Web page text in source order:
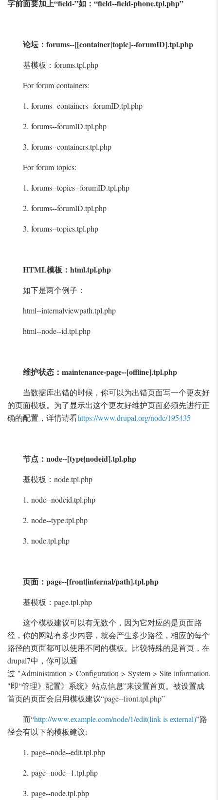
字前面要加上“field-”如：“field--field-phone.tpl.php”
论坛：forums--[[container|topic]--forumID].tpl.php
基模板：forums.tpl.php
For forum containers:
1. forums--containers--forumID.tpl.php
2. forums--forumID.tpl.php
3. forums--containers.tpl.php
For forum topics:
1. forums--topics--forumID.tpl.php
2. forums--forumID.tpl.php
3. forums--topics.tpl.php
HTML模板：html.tpl.php
如下是两个例子：
html--internalviewpath.tpl.php
html--node--id.tpl.php
维护状态：maintenance-page--[offline].tpl.php
当数据库出错的时候，你可以为出错页面写一个更友好
的页面模板。为了显示出这个更友好维护页面必须先进行正
确的配置，详情请看https://www.drupal.org/node/195435
节点：node--[type|nodeid].tpl.php
基模板：node.tpl.php
1. node--nodeid.tpl.php
2. node--type.tpl.php
3. node.tpl.php
页面：page--[front|internal/path].tpl.php
基模板：page.tpl.php
这个模板建议可以有无数个，因为它对应的是页面路
径，你的网站有多少内容，就会产生多少路径，相应的每个
路径的页面都可以使用不同的模板。比较特殊的是首页，在
drupal7中，你可以通
过 "Administration > Configuration > System > Site information.
"即“管理》配置》系统》站点信息”来设置首页。被设置成
首页的页面会启用模板建议“page--front.tpl.php”
而“http://www.example.com/node/1/edit(link is external)”路
径会有以下的模板建议:
1. page--node--edit.tpl.php
2. page--node--1.tpl.php
3. page--node.tpl.php